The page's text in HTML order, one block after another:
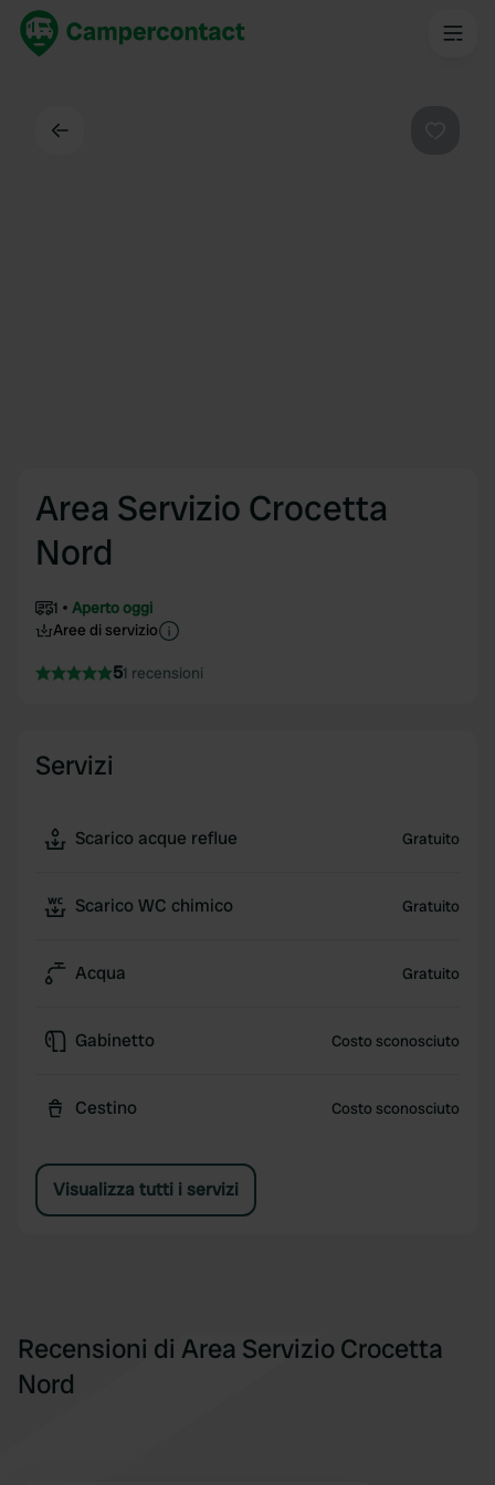
Area Servizio Crocetta
Nord
1
Aperto oggi
Aree di servizio
51 recensioni
Servizi
Scarico acque reflue Gratuito
Scarico WC chimico Gratuito
Acqua Gratuito
Gabinetto Costo sconosciuto
Cestino Costo sconosciuto
Visualizza tutti i servizi
Recensioni di Area Servizio Crocetta
Nord